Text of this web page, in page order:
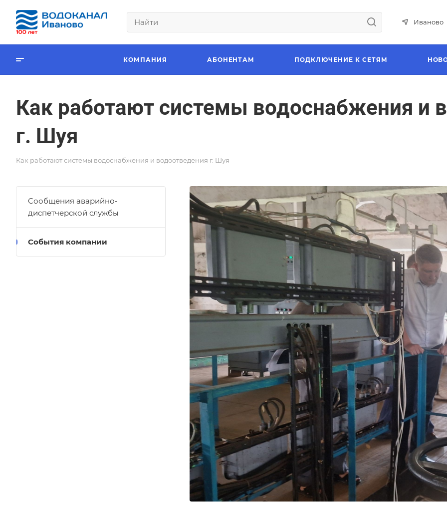
Иваново
КОМПАНИЯ АБОНЕНТАМ ПОДКЛЮЧЕНИЕ К СЕТЯМ
Как работают системы водоснабжения и
г. Шуя
Как работают системы водоснабжения и водоотведения г. Шуя
Сообщения аварийно-
диспетчерской службы
События компании